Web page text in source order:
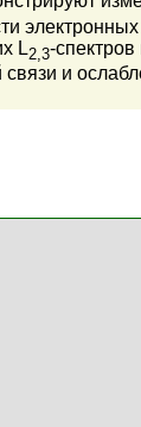
электронных
L2,3-
и